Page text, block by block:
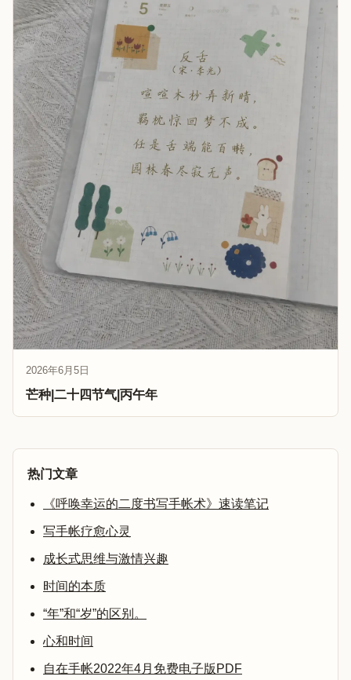
2026年6月5日
芒种|二十四节气|丙午年
热门文章
《呼唤幸运的二度书写手帐术》速读笔记
写手帐疗愈心灵
成长式思维与激情兴趣
时间的本质
“年”和“岁”的区别。
心和时间
自在手帐2022年4月免费电子版PDF